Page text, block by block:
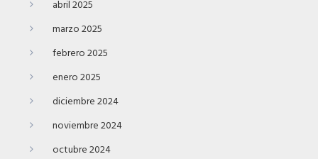
abril 2025
marzo 2025
febrero 2025
enero 2025
diciembre 2024
noviembre 2024
octubre 2024